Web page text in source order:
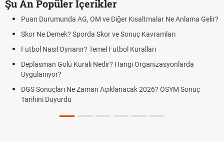
Şu An Popüler İçerikler
Puan Durumunda AG, OM ve Diğer Kısaltmalar Ne Anlama Gelir?
Skor Ne Demek? Sporda Skor ve Sonuç Kavramları
Futbol Nasıl Oynanır? Temel Futbol Kuralları
Deplasman Golü Kuralı Nedir? Hangi Organizasyonlarda
Uygulanıyor?
DGS Sonuçları Ne Zaman Açıklanacak 2026? ÖSYM Sonuç
Tarihini Duyurdu